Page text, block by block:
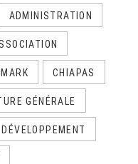
ADMINISTRATION
CHIAPAS
GÉNÉRALE
DÉVELOPPEMENT